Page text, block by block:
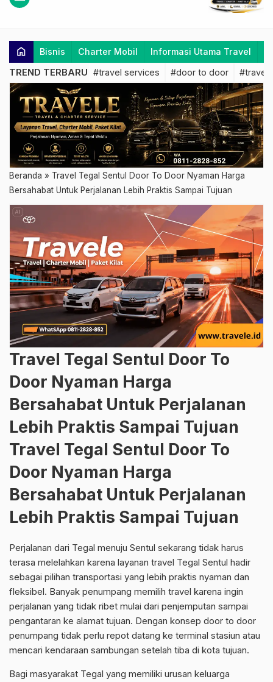
home Bisnis Charter Mobil Informasi Utama Travel
TREND TERBARU #travel services #door to door #travel
Beranda » Travel Tegal Sentul Door To Door Nyaman Harga
Bersahabat Untuk Perjalanan Lebih Praktis Sampai Tujuan
Travel Tegal Sentul Door To
Door Nyaman Harga
Bersahabat Untuk Perjalanan
Lebih Praktis Sampai Tujuan
Travel Tegal Sentul Door To
Door Nyaman Harga
Bersahabat Untuk Perjalanan
Lebih Praktis Sampai Tujuan
Perjalanan dari Tegal menuju Sentul sekarang tidak harus
terasa melelahkan karena layanan travel Tegal Sentul hadir
sebagai pilihan transportasi yang lebih praktis nyaman dan
fleksibel. Banyak penumpang memilih travel karena ingin
perjalanan yang tidak ribet mulai dari penjemputan sampai
pengantaran ke alamat tujuan. Dengan konsep door to door
penumpang tidak perlu repot datang ke terminal stasiun atau
mencari kendaraan sambungan setelah tiba di kota tujuan.
Bagi masyarakat Tegal yang memiliki urusan keluarga